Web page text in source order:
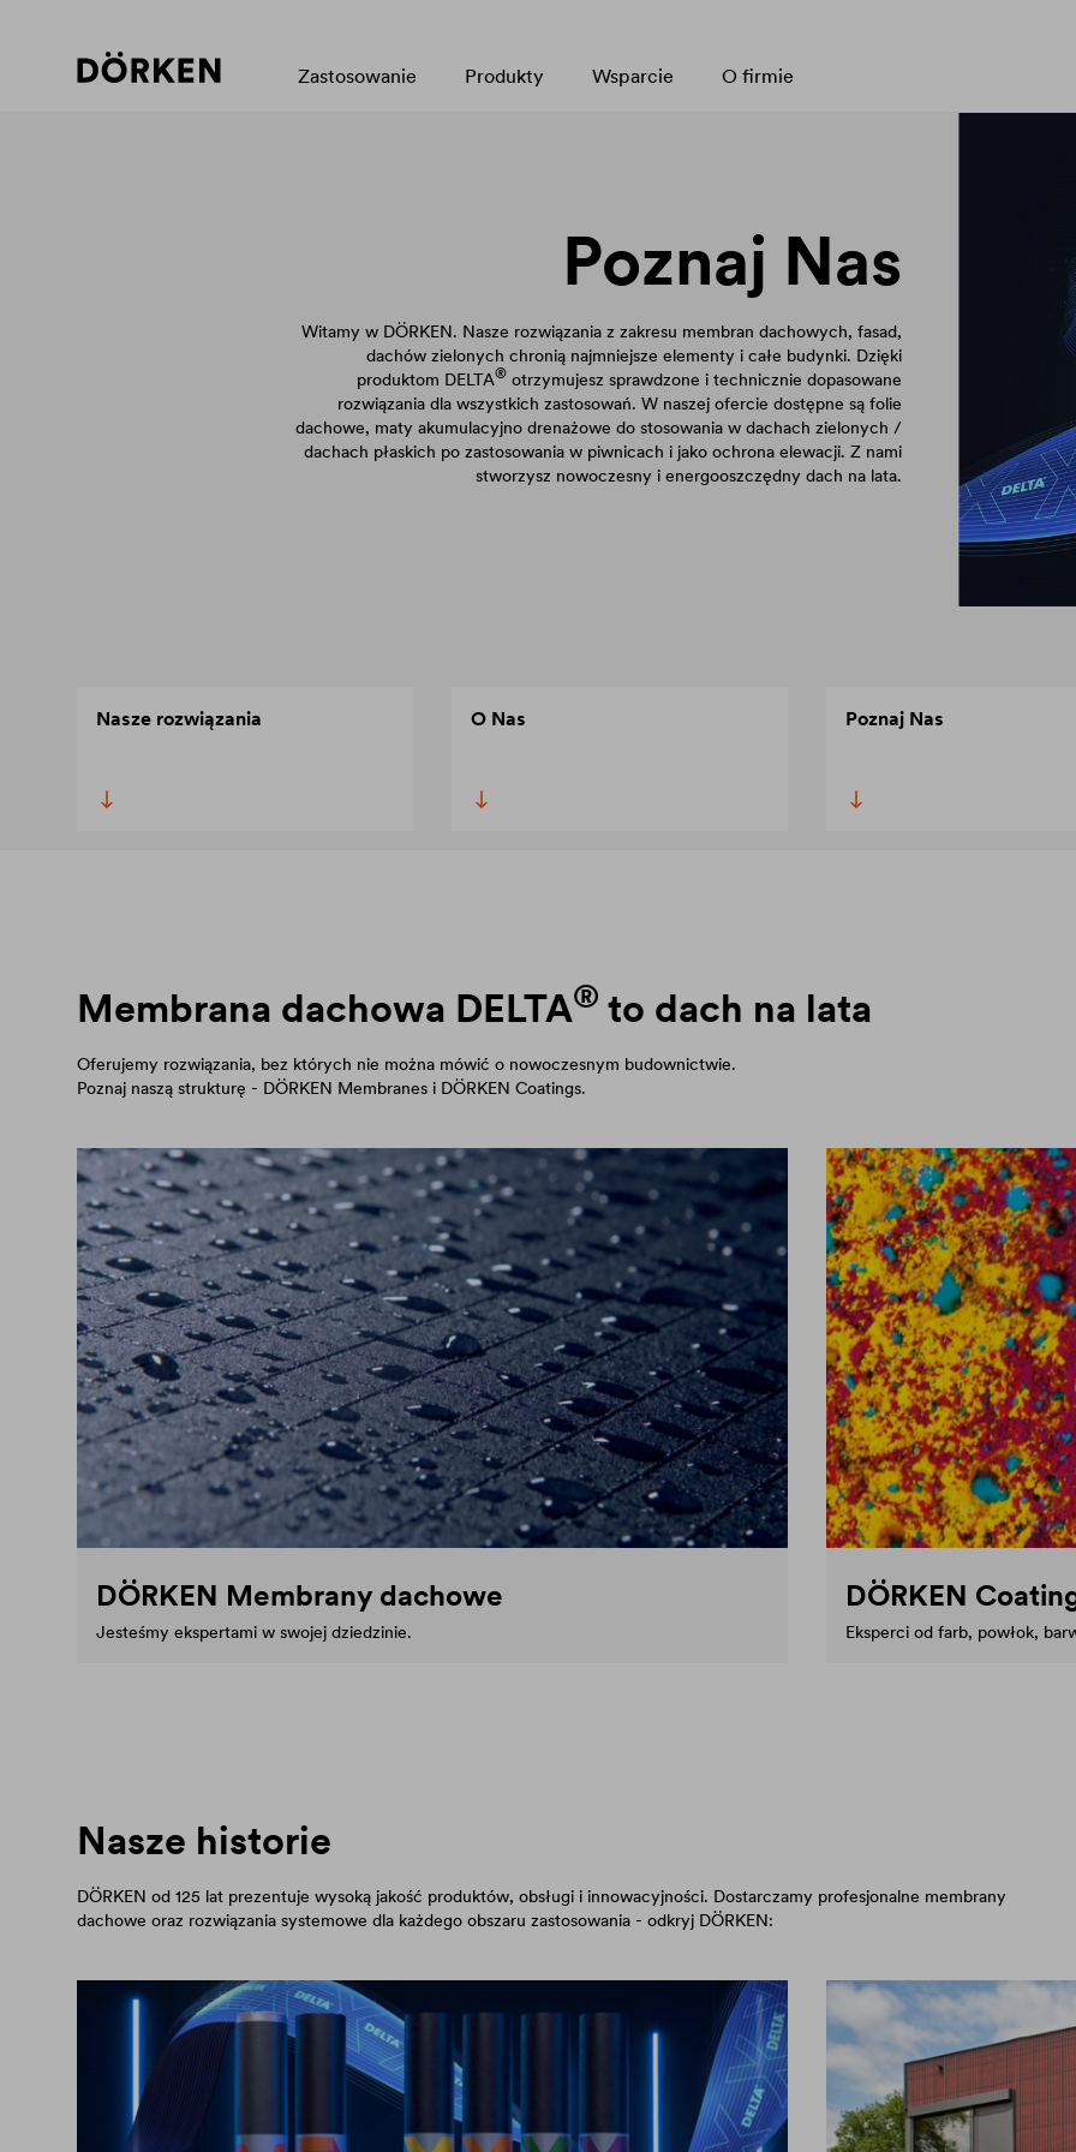
Zastosowanie Produkty Wsparcie O firmie
Poznaj Nas
Witamy w DÖRKEN. Nasze rozwiązania z zakresu membran dachowych, fasad,
dachów zielonych chronią najmniejsze elementy i całe budynki. Dzięki
produktom DELTA® otrzymujesz sprawdzone i technicznie dopasowane
rozwiązania dla wszystkich zastosowań. W naszej ofercie dostępne są folie
dachowe, maty akumulacyjno drenażowe do stosowania w dachach zielonych /
dachach płaskich po zastosowania w piwnicach i jako ochrona elewacji. Z nami
stworzysz nowoczesny i energooszczędny dach na lata.
Nasze rozwiązania O Nas Poznaj Nas
Membrana dachowa DELTA® to dach na lata
Oferujemy rozwiązania, bez których nie można mówić o nowoczesnym budownictwie.
Poznaj naszą strukturę - DÖRKEN Membranes i DÖRKEN Coatings.
DÖRKEN Membrany dachowe
Jesteśmy ekspertami w swojej dziedzinie.
DÖRKEN
Eksperci od farb, powłok,
Nasze historie
DÖRKEN od 125 lat prezentuje wysoką jakość produktów, obsługi i innowacyjności. Dostarczamy profesjonalne membrany
dachowe oraz rozwiązania systemowe dla każdego obszaru zastosowania - odkryj DÖRKEN: